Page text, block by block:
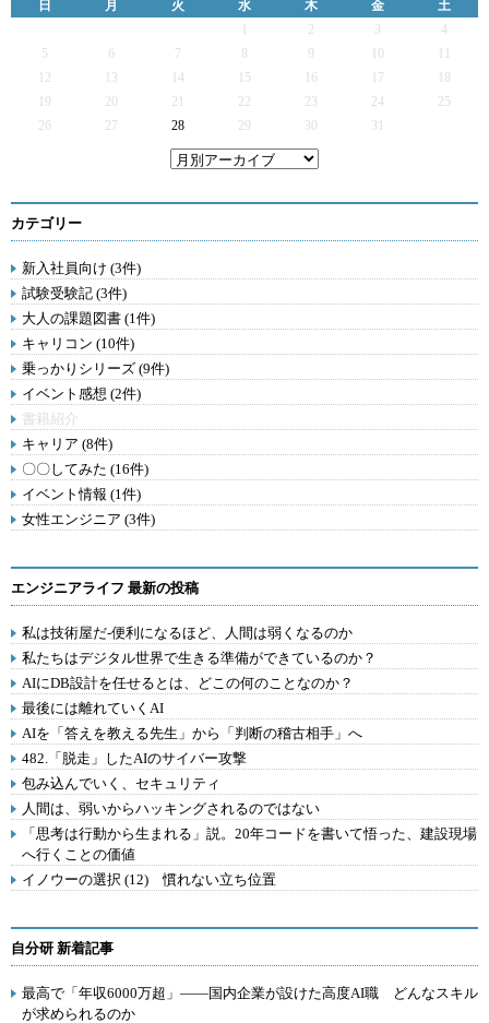
日 月 火 水 木 金
土
2 3
4
5
6 7 9
12
13 14 15 16 17
19
20 21 22 23 24
25
26
27 28 29 30 31
カテゴリー
新入社員向け (3件)
試験受験記 (3件)
大人の課題図書 (1件)
キャリコン (10件)
乗っかりシリーズ (9件)
イベント感想 (2件)
書籍紹介
キャリア (8件)
〇〇してみた (16件)
イベント情報 (1件)
女性エンジニア (3件)
エンジニアライフ 最新の投稿
私は技術屋だ-便利になるほど、人間は弱くなるのか
私たちはデジタル世界で生きる準備ができているのか？
AIにDB設計を任せるとは、どこの何のことなのか？
最後には離れていくAI
AIを「答えを教える先生」から「判断の稽古相手」へ
482.「脱走」したAIのサイバー攻撃
包み込んでいく、セキュリティ
人間は、弱いからハッキングされるのではない
「思考は行動から生まれる」説。20年コードを書いて悟った、建設現場
へ行くことの価値
イノウーの選択 (12) 慣れない立ち位置
自分研 新着記事
最高で「年収6000万超」――国内企業が設けた高度AI職 どんなスキル
が求められるのか